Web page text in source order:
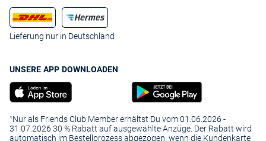
Lieferung nur in Deutschland
UNSERE APP DOWNLOADEN
¹Nur als Friends Club Member erhältst Du vom 01.06.2026 -
31.07.2026 30 % Rabatt auf ausgewählte Anzüge. Der Rabatt wird
automatisch im Bestellprozess abgezogen, wenn die Kundenkarte